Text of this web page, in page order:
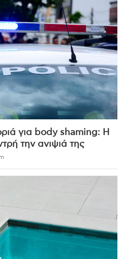
για body shaming: Η
την ανιψιά της